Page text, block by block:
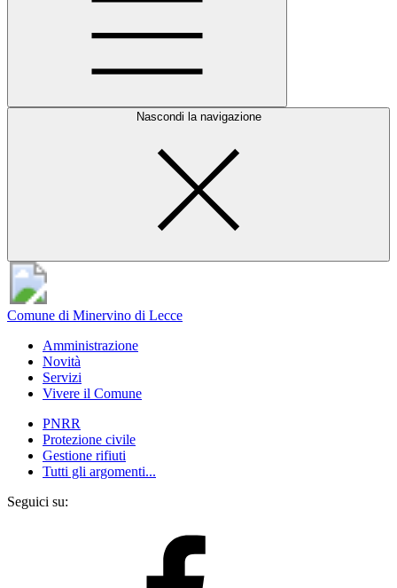
Nascondi la navigazione
Comune di Minervino di Lecce
Amministrazione
Novità
Servizi
Vivere il Comune
PNRR
Protezione civile
Gestione rifiuti
Tutti gli argomenti...
Seguici su: